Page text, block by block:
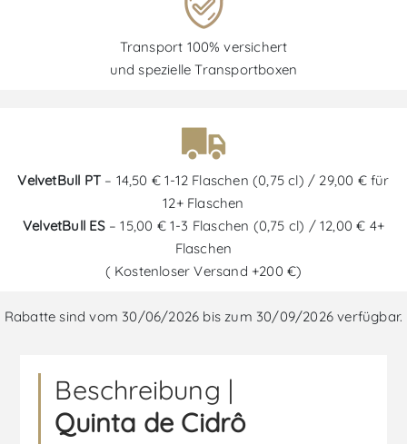
Transport 100% versichert
und spezielle Transportboxen
VelvetBull PT – 14,50 € 1-12 Flaschen (0,75 cl) / 29,00 € für
12+ Flaschen
VelvetBull ES– 15,00 € 1-3 Flaschen (0,75 cl) / 12,00 € 4+
Flaschen
( Kostenloser Versand +200 €)
Rabatte sind vom 30/06/2026 bis zum 30/09/2026 verfügbar.
Beschreibung |
Quinta de Cidrô